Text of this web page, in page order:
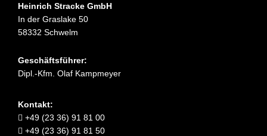
Heinrich Stracke GmbH
In der Graslake 50
58332 Schwelm
Geschäftsführer:
Dipl.-Kfm. Olaf Kampmeyer
Kontakt:
+49 (23 36) 91 81 00
+49 (23 36) 91 81 50